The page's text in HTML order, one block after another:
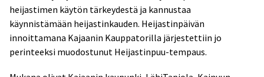
heijastimen käytön tärkeydestä ja kannustaa
käynnistämään heijastinkauden. Heijastinpäivän
innoittamana Kajaanin Kauppatorilla järjestettiin jo
perinteeksi muodostunut Heijastinpuu-tempaus.